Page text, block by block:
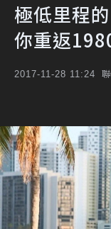
極低里程
你重返
2017-11-28 11:24